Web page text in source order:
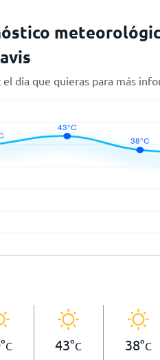
el día que quieras para más
°C 43°C 38°C